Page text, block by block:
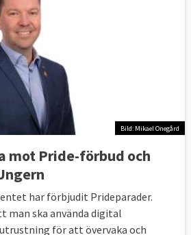
Bild: Mikael Onegård
mot Pride-förbud och
har förbjudit Prideparader.
man ska använda digital
för att övervaka och